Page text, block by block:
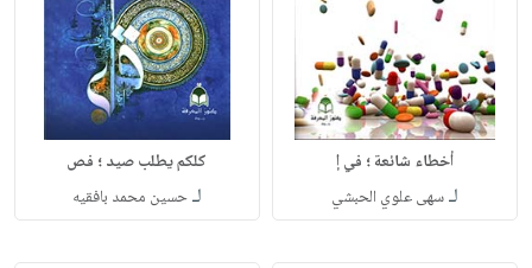
أخطاء شائعة ؛ في إ
لـسهى علوي الحبشي
كلكم يطلب صيد ؛ فص
لـحسين محمد بافقيه